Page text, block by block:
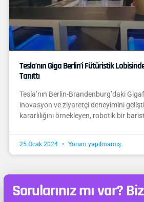
Tesla’nın Giga Berlin’i Fütüristik
Tanıttı
Tesla’nın Berlin-Brandenburg’daki
inovasyon ve ziyaretçi deneyimini
kararlılığını örnekleyen, robotik bir
25 Ocak 2024 Yorum yapılmamış
Sorularınız mı var?